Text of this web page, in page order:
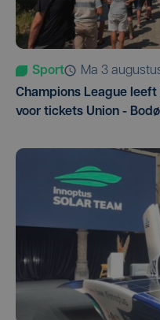
Sport
ma 3
Champions League
voor tickets Union -